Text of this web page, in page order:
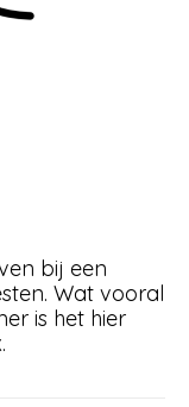
bij een
Wat vooral
is het hier